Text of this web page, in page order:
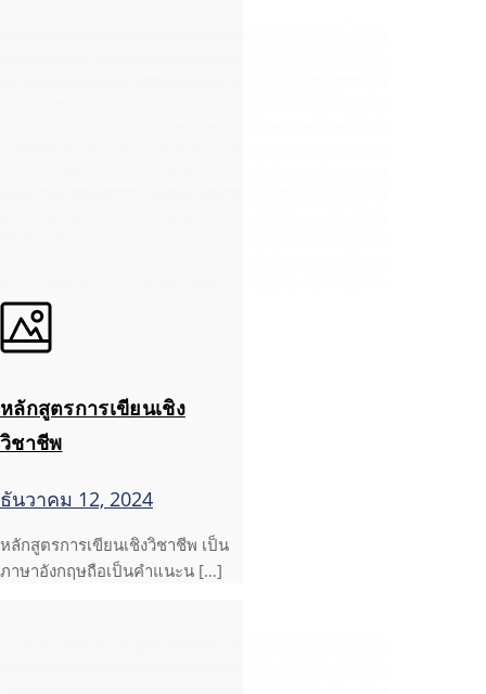
หลักสูตรการเขียนเชิง
วิชาชีพ
ธันวาคม 12, 2024
หลักสูตรการเขียนเชิงวิชาชีพ เป็น
ภาษาอังกฤษถือเป็นคำแนะน […]